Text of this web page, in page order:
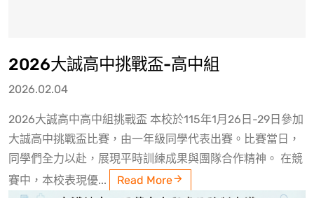
2026大誠高中挑戰盃-高中組
2026.02.04
2026大誠高中高中組挑戰盃 本校於115年1月26日-29日參加
大誠高中挑戰盃比賽，由一年級同學代表出賽。比賽當日，
同學們全力以赴，展現平時訓練成果與團隊合作精神。 在競
賽中，本校表現優...
Read More